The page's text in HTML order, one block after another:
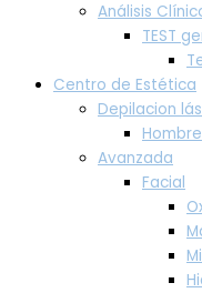
Análisis
TEST
Centro de Estética
Depilacion
Hombre
Avanzada
Facial